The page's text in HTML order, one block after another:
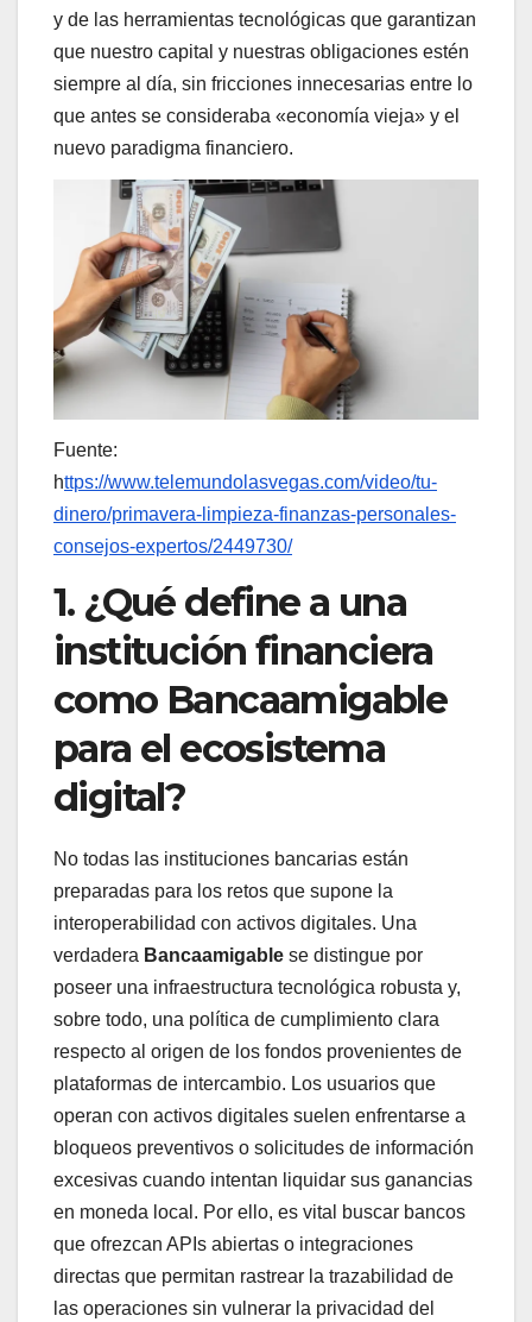
y de las herramientas tecnológicas que garantizan
que nuestro capital y nuestras obligaciones estén
siempre al día, sin fricciones innecesarias entre lo
que antes se consideraba «economía vieja» y el
nuevo paradigma financiero.
Fuente:
https://www.telemundolasvegas.com/video/tu-
dinero/primavera-limpieza-finanzas-personales-
consejos-expertos/2449730/
1. ¿Qué define a una
institución financiera
como Bancaamigable
para el ecosistema
digital?
No todas las instituciones bancarias están
preparadas para los retos que supone la
interoperabilidad con activos digitales. Una
verdadera Bancaamigable se distingue por
poseer una infraestructura tecnológica robusta y,
sobre todo, una política de cumplimiento clara
respecto al origen de los fondos provenientes de
plataformas de intercambio. Los usuarios que
operan con activos digitales suelen enfrentarse a
bloqueos preventivos o solicitudes de información
excesivas cuando intentan liquidar sus ganancias
en moneda local. Por ello, es vital buscar bancos
que ofrezcan APIs abiertas o integraciones
directas que permitan rastrear la trazabilidad de
las operaciones sin vulnerar la privacidad del